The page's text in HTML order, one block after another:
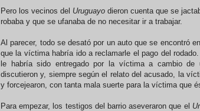
Pero los vecinos del Uruguayo dieron cuenta que se
robaba y que se ufanaba de no necesitar ir a trabajar.
Al parecer, todo se desató por un auto que se encontró
que la víctima habría ido a reclamarle el pago del
le habría sido entregado por la víctima a cambio de
discutieron y, siempre según el relato del acusado, la
y forcejearon, con tanta mala suerte para la víctima que
Para empezar, los testigos del barrio aseveraron que el